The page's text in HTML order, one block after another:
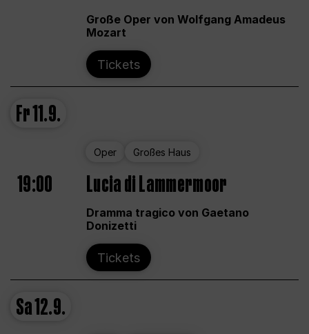
Große Oper von Wolfgang Amadeus
Mozart
Tickets
Fr11.9.
Oper Großes Haus
19:00 Lucia di Lammermoor
Dramma tragico von Gaetano
Donizetti
Tickets
Sa12.9.